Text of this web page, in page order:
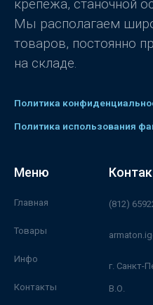
крепежа, станочной
Мы располагаем
товаров, постоянно
на складе.
Политика
Политика использования
Меню
Главная
Товары
Инфо
Контакты
(812)
г. Санкт-
В.О.